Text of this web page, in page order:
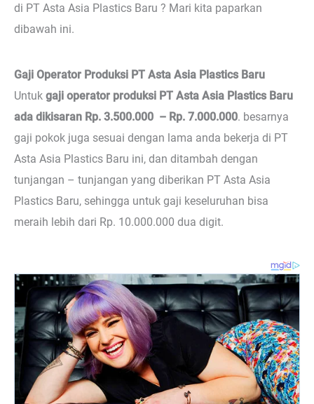
di PT Asta Asia Plastics Baru ? Mari kita paparkan
dibawah ini.
Gaji Operator Produksi PT Asta Asia Plastics Baru
Untuk gaji operator produksi PT Asta Asia Plastics Baru
ada dikisaran Rp. 3.500.000 – Rp. 7.000.000. besarnya
gaji pokok juga sesuai dengan lama anda bekerja di PT
Asta Asia Plastics Baru ini, dan ditambah dengan
tunjangan – tunjangan yang diberikan PT Asta Asia
Plastics Baru, sehingga untuk gaji keseluruhan bisa
meraih lebih dari Rp. 10.000.000 dua digit.